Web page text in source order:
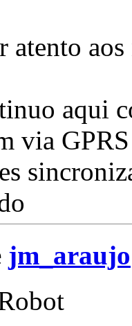
atento
aqui
via
jm_araujo